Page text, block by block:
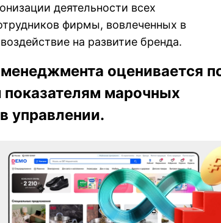
деятельности всех
фирмы, вовлеченных в
на развитие бренда.
оценивается
марочных
управлении.